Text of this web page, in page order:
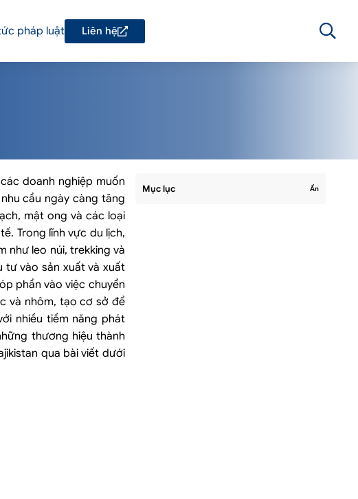
pháp luật Liên hệ
doanh nghiệp muốn
cầu ngày càng tăng
mật ong và các loại
Trong lĩnh vực du lịch,
như leo núi, trekking và
tư vào sản xuất và xuất
phần vào việc chuyển
và nhôm, tạo cơ sở để
nhiều tiềm năng phát
thương hiệu thành
qua bài viết dưới
Mục lục Ẩn